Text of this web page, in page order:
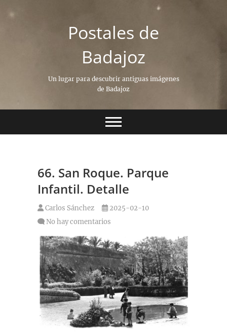
Postales de
Badajoz
Un lugar para descubrir antiguas imágenes
de Badajoz
66. San Roque. Parque
Infantil. Detalle
Carlos Sánchez
2025-02-10
No hay comentarios